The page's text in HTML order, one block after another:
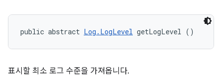
public abstract Log.LogLevel getLogLevel ()
표시할 최소 로그 수준을 가져옵니다.